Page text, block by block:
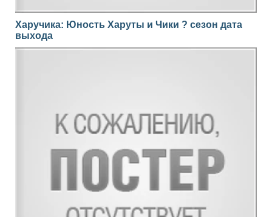
Харучика: Юность Харуты и Чики ? сезон дата
выхода